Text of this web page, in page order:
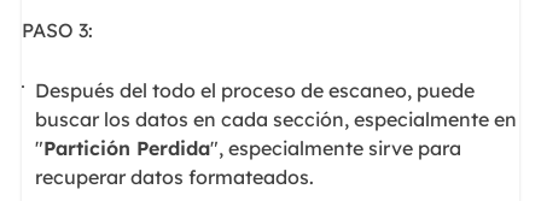
PASO 3:
Después del todo el proceso de escaneo, puede
buscar los datos en cada sección, especialmente en
"Partición Perdida", especialmente sirve para
recuperar datos formateados.